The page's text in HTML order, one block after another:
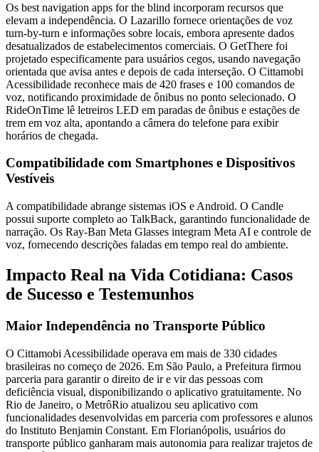
Os best navigation apps for the blind incorporam recursos que
elevam a independência. O Lazarillo fornece orientações de voz
turn-by-turn e informações sobre locais, embora apresente dados
desatualizados de estabelecimentos comerciais. O GetThere foi
projetado especificamente para usuários cegos, usando navegação
orientada que avisa antes e depois de cada interseção. O Cittamobi
Acessibilidade reconhece mais de 420 frases e 100 comandos de
voz, notificando proximidade de ônibus no ponto selecionado. O
RideOnTime lê letreiros LED em paradas de ônibus e estações de
trem em voz alta, apontando a câmera do telefone para exibir
horários de chegada.
Compatibilidade com Smartphones e Dispositivos
Vestíveis
A compatibilidade abrange sistemas iOS e Android. O Candle
possui suporte completo ao TalkBack, garantindo funcionalidade de
narração. Os Ray-Ban Meta Glasses integram Meta AI e controle de
voz, fornecendo descrições faladas em tempo real do ambiente.
Impacto Real na Vida Cotidiana: Casos
de Sucesso e Testemunhos
Maior Independência no Transporte Público
O Cittamobi Acessibilidade operava em mais de 330 cidades
brasileiras no começo de 2026. Em São Paulo, a Prefeitura firmou
parceria para garantir o direito de ir e vir das pessoas com
deficiência visual, disponibilizando o aplicativo gratuitamente. No
Rio de Janeiro, o MetrôRio atualizou seu aplicativo com
funcionalidades desenvolvidas em parceria com professores e alunos
do Instituto Benjamin Constant. Em Florianópolis, usuários do
transporte público ganharam mais autonomia para realizar trajetos de